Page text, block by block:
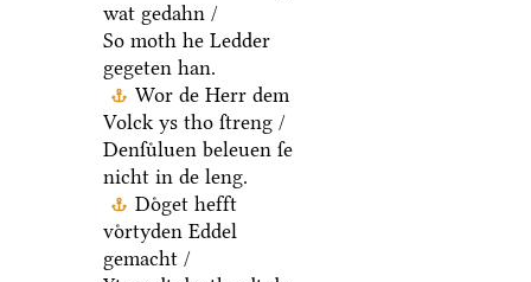
wat gedahn /
So moth he Ledder
gegeten han.
Wor de Herr dem
Volck ys tho ſtreng /
Denſuͤluen beleuen ſe
nicht in de leng.
Doͤget hefft
voͤrtyden Eddel
gemacht /